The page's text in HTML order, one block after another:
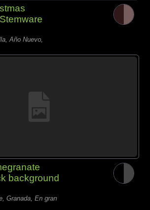
Año Nuevo,
background
Granada, En gran